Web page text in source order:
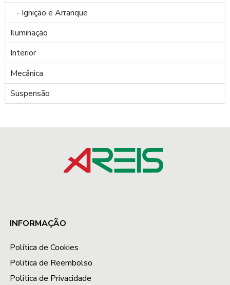
- Ignição e Arranque
Iluminação
Interior
Mecânica
Suspensão
INFORMAÇÃO
Política de Cookies
Politica de Reembolso
Politica de Privacidade